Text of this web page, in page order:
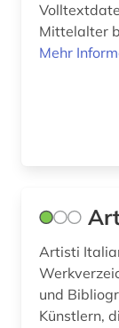
usa (1)
Mittelalter
Mehr
Artisti
und
Künstlern,